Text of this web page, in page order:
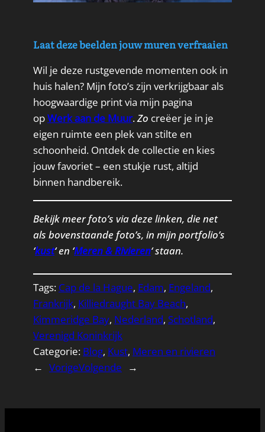
Laat deze beelden jouw muren verfraaien
Wil je deze rustgevende momenten ook in
huis halen? Mijn foto’s zijn verkrijgbaar als
hoogwaardige print via mijn pagina
opWerk aan de Muur.Zo creëer je in je
eigen ruimte een plek van stilte en
schoonheid. Ontdek de collectie en kies
jouw favoriet – een stukje rust, altijd
binnen handbereik.
Bekijk meer foto’s via deze linken, die net
als bovenstaande foto’s, in mijn portfolio’s
‘kust‘ en ‘Meren & Rivieren‘ staan.
Tags: Cap de la Hague, Edam, Engeland
Frankrijk, Killiedraught Bay Beach
Kimmeridge Bay, Nederland, Schotland
Verenigd Koninkrijk
Categorie: Blog, Kust, Meren en rivieren
← VorigeVolgende →